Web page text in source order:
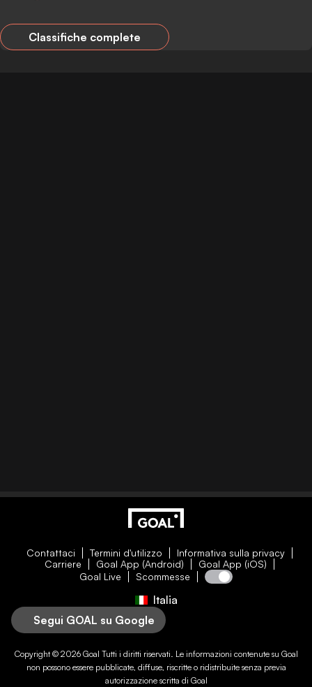
Classifiche complete
Contattaci Termini d'utilizzo
Informativa sulla privacy
Carriere
Goal App (Android)
Goal App (iOS)
Goal Live
Scommesse
Italia
Segui GOAL su Google
Copyright © 2026 Goal Tutti i diritti riservati. Le informazioni contenute su Goal
non possono essere pubblicate, diffuse, riscritte o ridistribuite senza previa
autorizzazione scritta di Goal